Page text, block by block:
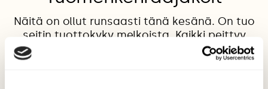
Näitä on ollut runsaasti tänä kesänä. On tuo
seitin tuottokyky melkoista. Kaikki peittyy
vaaleaan seittiin niiden kulkureiteillä niiden